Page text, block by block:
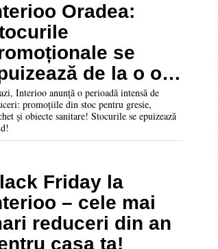
Oradea:
se
de la o oră
alta!
Interioo anunță o perioadă intensă de
promoțiile din stoc pentru gresie,
și obiecte sanitare! Stocurile se epuizează
Friday la
– cele mai
reduceri din an
casa ta!